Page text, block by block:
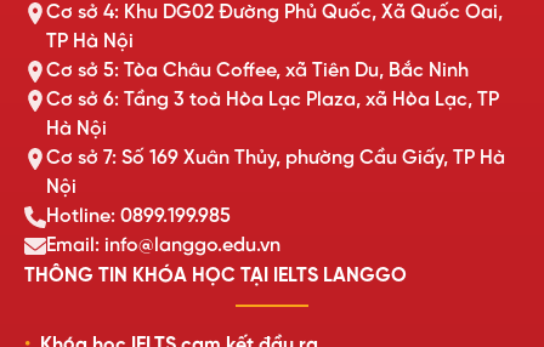
Cơ sở 4: Khu DG02 Đường Phủ Quốc, Xã Quốc Oai,
TP Hà Nội
Cơ sở 5: Tòa Châu Coffee, xã Tiên Du, Bắc Ninh
Cơ sở 6: Tầng 3 toà Hòa Lạc Plaza, xã Hòa Lạc, TP
Hà Nội
Cơ sở 7: Số 169 Xuân Thủy, phường Cầu Giấy, TP Hà
Nội
Hotline: 0899.199.985
Email: info@langgo.edu.vn
THÔNG TIN KHÓA HỌC TẠI IELTS LANGGO